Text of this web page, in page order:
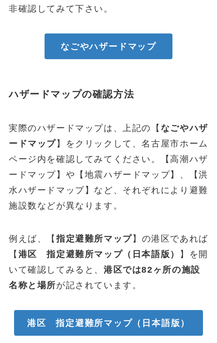
非確認してみて下さい。
なごやハザードマップ
ハザードマップの確認方法
実際のハザードマップは、上記の【 なごやハザ
ードマップ】をクリックして、名古屋市ホーム
ページ内を確認してみてください。【高潮ハザ
ードマップ】や【地震ハザードマップ】、【洪
水ハザードマップ】など、それぞれにより避難
施設数などが異なります。
例えば、【 指定避難所マップ】の港区であれば
【 港区 指定避難所マップ（日本語版）
】を開
いて確認してみると、港区では82ヶ所の施設
名称と場所が記されています。
港区 指定避難所マップ（日本語版）